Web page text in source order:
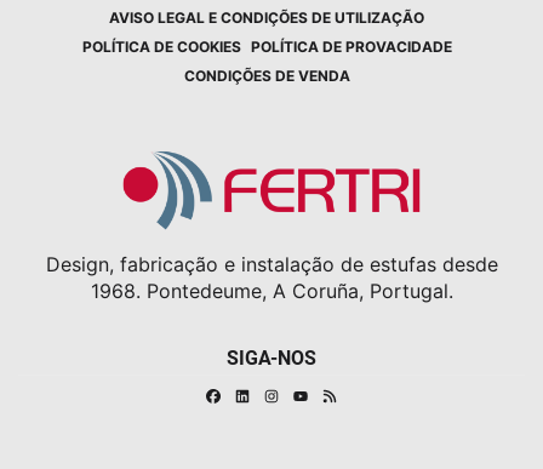
AVISO LEGAL E CONDIÇÕES DE UTILIZAÇÃO
POLÍTICA DE COOKIES POLÍTICA DE PROVACIDADE
CONDIÇÕES DE VENDA
Design, fabricação e instalação de estufas desde
1968. Pontedeume, A Coruña, Portugal.
SIGA-NOS
FacebookLinkedinInstagram